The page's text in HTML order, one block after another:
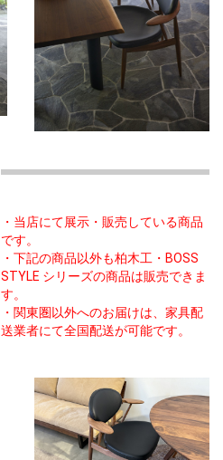
・当店にて展示・販売している商品
です。
・下記の商品以外も柏木工・BOSS
STYLE シリーズの商品は販売できま
す。
・関東圏以外へのお届けは、家具配
送業者にて全国配送が可能です。